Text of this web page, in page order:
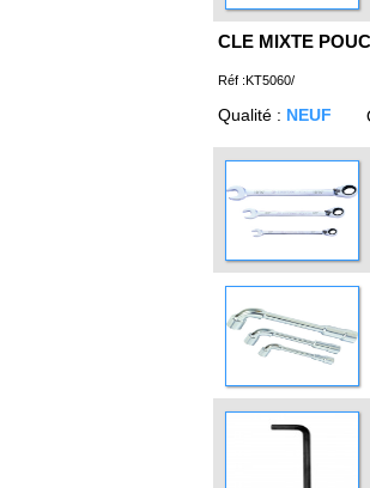
CLE MIXTE
Réf :KT5060/
Qualité : NEUF